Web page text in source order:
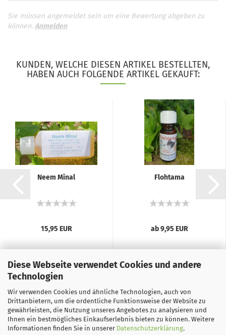
Diese Webseite verwendet Cookies und andere
Technologien
Wir verwenden Cookies und ähnliche Technologien, auch von
Drittanbietern, um die ordentliche Funktionsweise der Website zu
gewährleisten, die Nutzung unseres Angebotes zu analysieren und
Ihnen ein bestmögliches Einkaufserlebnis bieten zu können. Weitere
Informationen finden Sie in unserer Datenschutzerklärung.
Sie müssen angemeldet sein um eine Bewertung abgeben zu
können. Anmelden
KUNDEN, WELCHE DIESEN ARTIKEL BESTELLTEN,
HABEN AUCH FOLGENDE ARTIKEL GEKAUFT:
Neem Minal
15,95 EUR
Flohtama
ab 9,95 EUR